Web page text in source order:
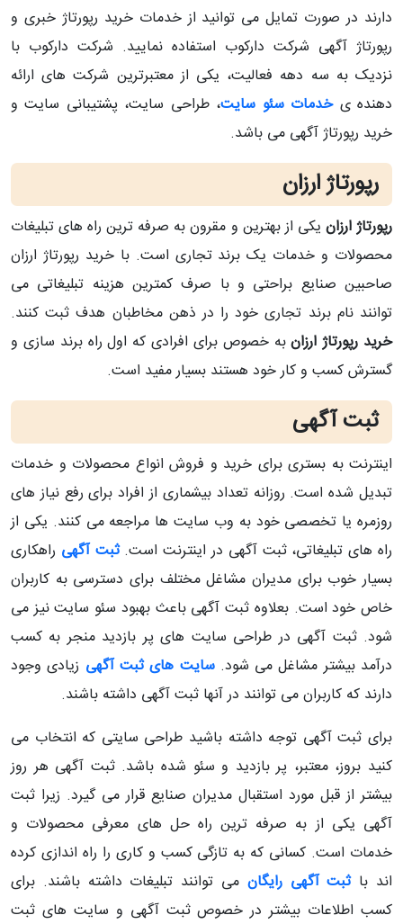
دارند در صورت تمایل می توانید از خدمات خرید رپورتاژ خبری و
رپورتاژ آگهی شرکت دارکوب استفاده نمایید. شرکت دارکوب با
نزدیک به سه دهه فعالیت، یکی از معتبرترین شرکت های ارائه
دهنده یخدمات سئو سایت، طراحی سایت، پشتیبانی سایت و
خرید رپورتاژ آگهی می باشد.
رپورتاژ ارزان
رپورتاژ ارزان یکی از بهترین و مقرون به صرفه ترین راه های تبلیغات
محصولات و خدمات یک برند تجاری است. با خرید رپورتاژ ارزان
صاحبین صنایع براحتی و با صرف کمترین هزینه تبلیغاتی می
توانند نام برند تجاری خود را در ذهن مخاطبان هدف ثبت کنند.
خرید رپورتاژ ارزانبه خصوص برای افرادی که اول راه برند سازی و
گسترش کسب و کار خود هستند بسیار مفید است.
ثبت آگهی
اینترنت به بستری برای خرید و فروش انواع محصولات و خدمات
تبدیل شده است. روزانه تعداد بیشماری از افراد برای رفع نیاز های
روزمره یا تخصصی خود به وب سایت ها مراجعه می کنند. یکی از
راه های تبلیغاتی، ثبت آگهی در اینترنت است.ثبت آگهی راهکاری
بسیار خوب برای مدیران مشاغل مختلف برای دسترسی به کاربران
خاص خود است. بعلاوه ثبت آگهی باعث بهبود سئو سایت نیز می
شود. ثبت آگهی در طراحی سایت های پر بازدید منجر به کسب
درآمد بیشتر مشاغل می شود.سایت های ثبت آگهی زیادی وجود
دارند که کاربران می توانند در آنها ثبت آگهی داشته باشند.
برای ثبت آگهی توجه داشته باشید طراحی سایتی که انتخاب می
کنید بروز، معتبر، پر بازدید و سئو شده باشد. ثبت آگهی هر روز
بیشتر از قبل مورد استقبال مدیران صنایع قرار می گیرد. زیرا ثبت
آگهی یکی از به صرفه ترین راه حل های معرفی محصولات و
خدمات است. کسانی که به تازگی کسب و کاری را راه اندازی کرده
اند باثبت آگهی رایگان می توانند تبلیغات داشته باشند. برای
کسب اطلاعات بیشتر در خصوص ثبت آگهی و سایت های ثبت